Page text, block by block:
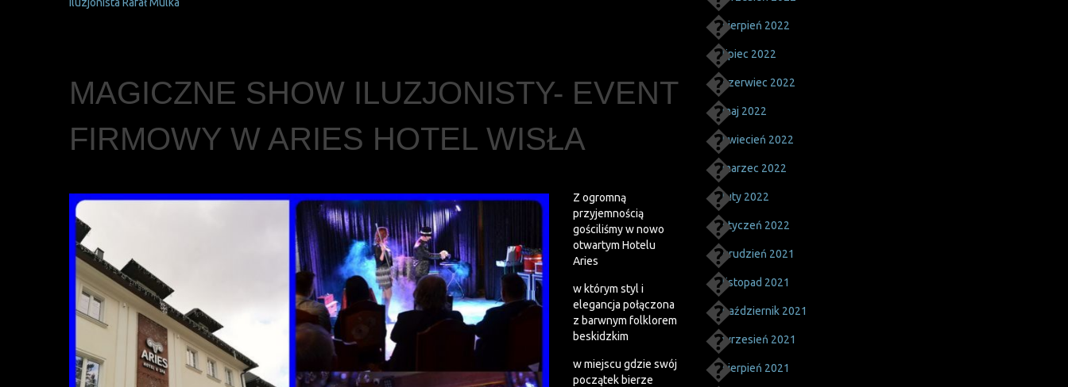
MAGICZNE SHOW ILUZJONISTY- EVENT
FIRMOWY W ARIES HOTEL WISŁA
Z ogromną
przyjemnością
gościliśmy w nowo
otwartym Hotelu
Aries
w którym styl i
elegancja połączona
z barwnym folklorem
beskidzkim
w miejscu gdzie swój
początek bierze
sierpień 2022
lipiec 2022
czerwiec 2022
maj 2022
kwiecień 2022
marzec 2022
luty 2022
styczeń 2022
grudzień 2021
listopad 2021
październik 2021
wrzesień 2021
sierpień 2021